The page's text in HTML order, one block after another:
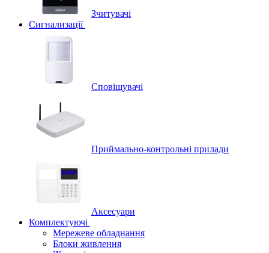
Зчитувачі
Сигнализації
Сповіщувачі
Приймально-контрольні прилади
Аксесуари
Комплектуючі
Мережеве обладнання
Блоки живлення